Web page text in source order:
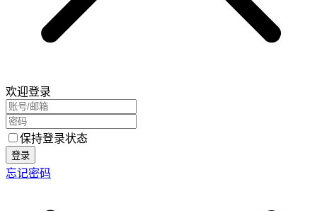
欢迎登录
保持登录状态
登录
忘记密码